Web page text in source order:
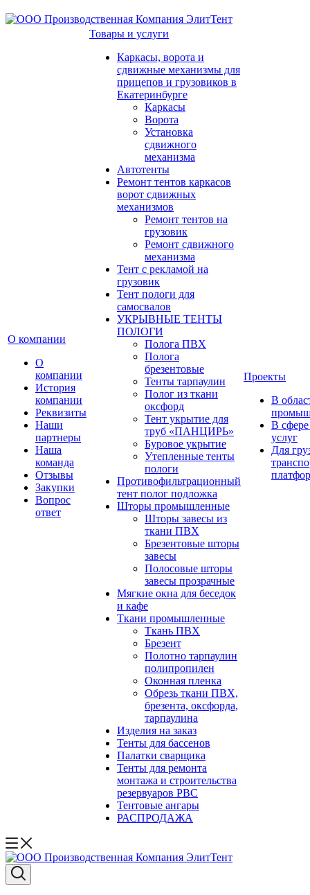
О компании
О
компании
История
компании
Реквизиты
Наши
партнеры
Наша
команда
Отзывы
Закупки
Вопрос
ответ
Товары и услуги
Каркасы, ворота и
сдвижные механизмы для
прицепов и грузовиков в
Екатеринбурге
Каркасы
Ворота
Установка
сдвижного
механизма
Автотенты
Ремонт тентов каркасов
ворот сдвижных
механизмов
Ремонт тентов на
грузовик
Ремонт сдвижного
механизма
Тент с рекламой на
грузовик
Тент пологи для
самосвалов
УКРЫВНЫЕ ТЕНТЫ
ПОЛОГИ
Полога ПВХ
Полога
брезентовые
Тенты тарпаулин
Полог из ткани
оксфорд
Тент укрытие для
труб «ПАНЦИРЬ»
Буровое укрытие
Утепленные тенты
пологи
Противофильтрационный
тент полог подложка
Шторы промышленные
Шторы завесы из
ткани ПВХ
Брезентовые шторы
завесы
Полосовые шторы
завесы прозрачные
Мягкие окна для беседок
и кафе
Ткани промышленные
Ткань ПВХ
Брезент
Полотно тарпаулин
полипропилен
Оконная пленка
Обрезь ткани ПВХ,
брезента, оксфорда,
тарпаулина
Изделия на заказ
Тенты для бассенов
Палатки сварщика
Тенты для ремонта
монтажа и строительства
резервуаров РВС
Тентовые ангары
РАСПРОДАЖА
Проекты
В
В сфере
услуг
Для